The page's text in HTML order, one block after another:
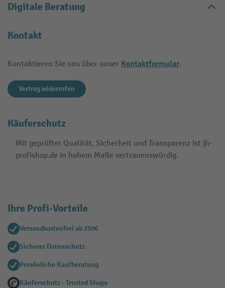
Digitale Beratung
Kontakt
Kontaktieren Sie uns über unser Kontaktformular.
Vertrag widerrufen
Käuferschutz
Mit geprüfter Qualität, Sicherheit und Transparenz ist jh-
profishop.de in hohem Maße vertrauenswürdig.
Ihre Profi-Vorteile
Versandkostenfrei ab 250€
Sicherer Datenschutz
Persönliche Kaufberatung
Käuferschutz - Trusted Shops